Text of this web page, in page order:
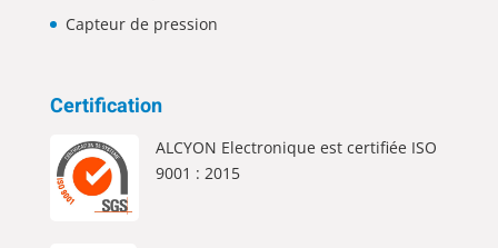
Capteur de pression
Certification
ALCYON Electronique est certifiée ISO
9001 : 2015